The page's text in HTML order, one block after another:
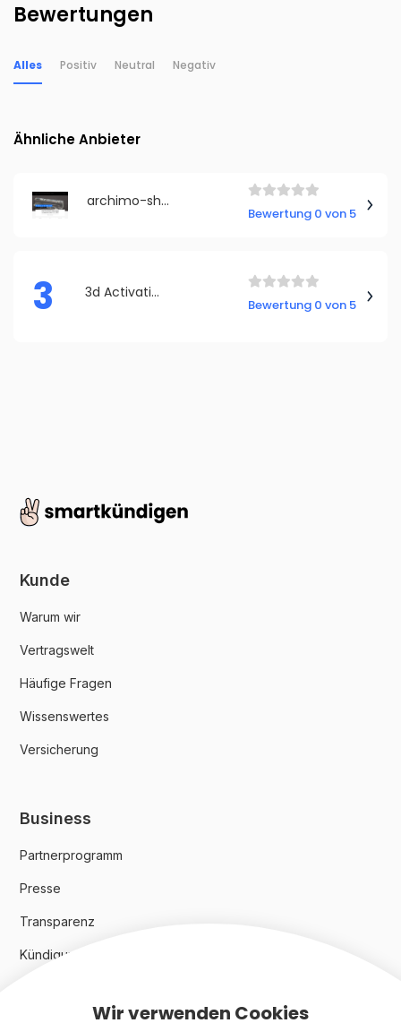
Bewertungen
Alles Positiv Neutral Negativ
Ähnliche Anbieter
archimo-shop.com
Bewertung 0 von 5
3 3d Activation
Bewertung 0 von 5
Kunde
Warum wir
Vertragswelt
Häufige Fragen
Wissenswertes
Versicherung
Business
Partnerprogramm
Presse
Transparenz
Kündigungsindex 2024
Wir verwenden Cookies